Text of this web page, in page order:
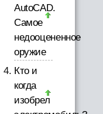
AutoCAD.
Самое
недооцененное
оружие
Кто и
когда
изобрел